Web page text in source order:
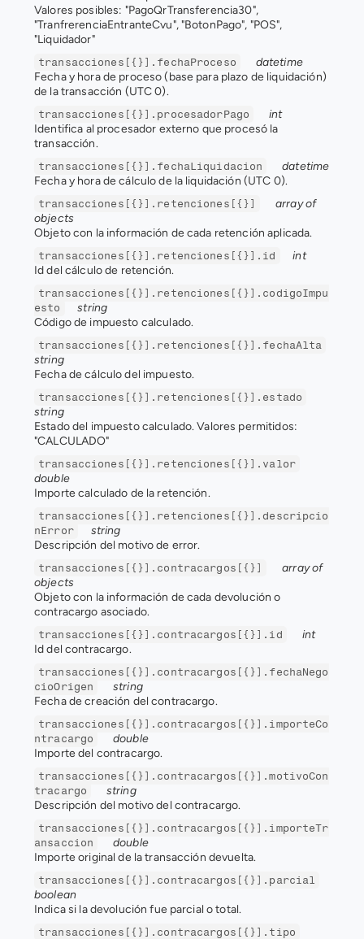
Valores posibles: "PagoQrTransferencia30",
"TranfrerenciaEntranteCvu", "BotonPago", "POS",
"Liquidador"
transacciones[{}].fechaProceso
datetime
Fecha y hora de proceso (base para plazo de liquidación)
de la transacción (UTC 0).
transacciones[{}].procesadorPago
int
Identifica al procesador externo que procesó la
transacción.
transacciones[{}].fechaLiquidacion
datetime
Fecha y hora de cálculo de la liquidación (UTC 0).
transacciones[{}].retenciones[{}]
array of
objects
Objeto con la información de cada retención aplicada.
transacciones[{}].retenciones[{}].id
int
Id del cálculo de retención.
transacciones[{}].retenciones[{}].codigoImpu
esto
string
Código de impuesto calculado.
transacciones[{}].retenciones[{}].fechaAlta
string
Fecha de cálculo del impuesto.
transacciones[{}].retenciones[{}].estado
string
Estado del impuesto calculado. Valores permitidos:
"CALCULADO"
transacciones[{}].retenciones[{}].valor
double
Importe calculado de la retención.
transacciones[{}].retenciones[{}].descripcio
nError
string
Descripción del motivo de error.
transacciones[{}].contracargos[{}]
array of
objects
Objeto con la información de cada devolución o
contracargo asociado.
transacciones[{}].contracargos[{}].id
int
Id del contracargo.
transacciones[{}].contracargos[{}].fechaNego
cioOrigen
string
Fecha de creación del contracargo.
transacciones[{}].contracargos[{}].importeCo
ntracargo
double
Importe del contracargo.
transacciones[{}].contracargos[{}].motivoCon
tracargo
string
Descripción del motivo del contracargo.
transacciones[{}].contracargos[{}].importeTr
ansaccion
double
Importe original de la transacción devuelta.
transacciones[{}].contracargos[{}].parcial
boolean
Indica si la devolución fue parcial o total.
transacciones[{}].contracargos[{}].tipo